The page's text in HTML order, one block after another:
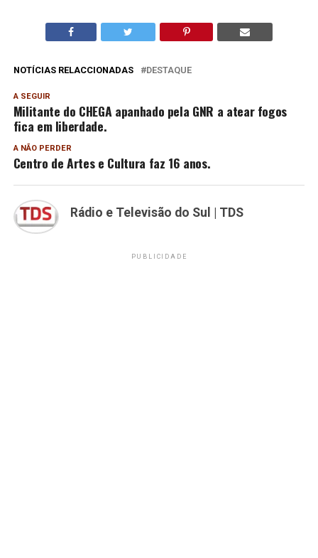
NOTÍCIAS RELACCIONADAS DESTAQUE
A SEGUIR
Militante do CHEGA apanhado pela GNR a atear fogos
fica em liberdade.
A NÃO PERDER
Centro de Artes e Cultura faz 16 anos.
Rádio e Televisão do Sul | TDS
PUBLICIDADE